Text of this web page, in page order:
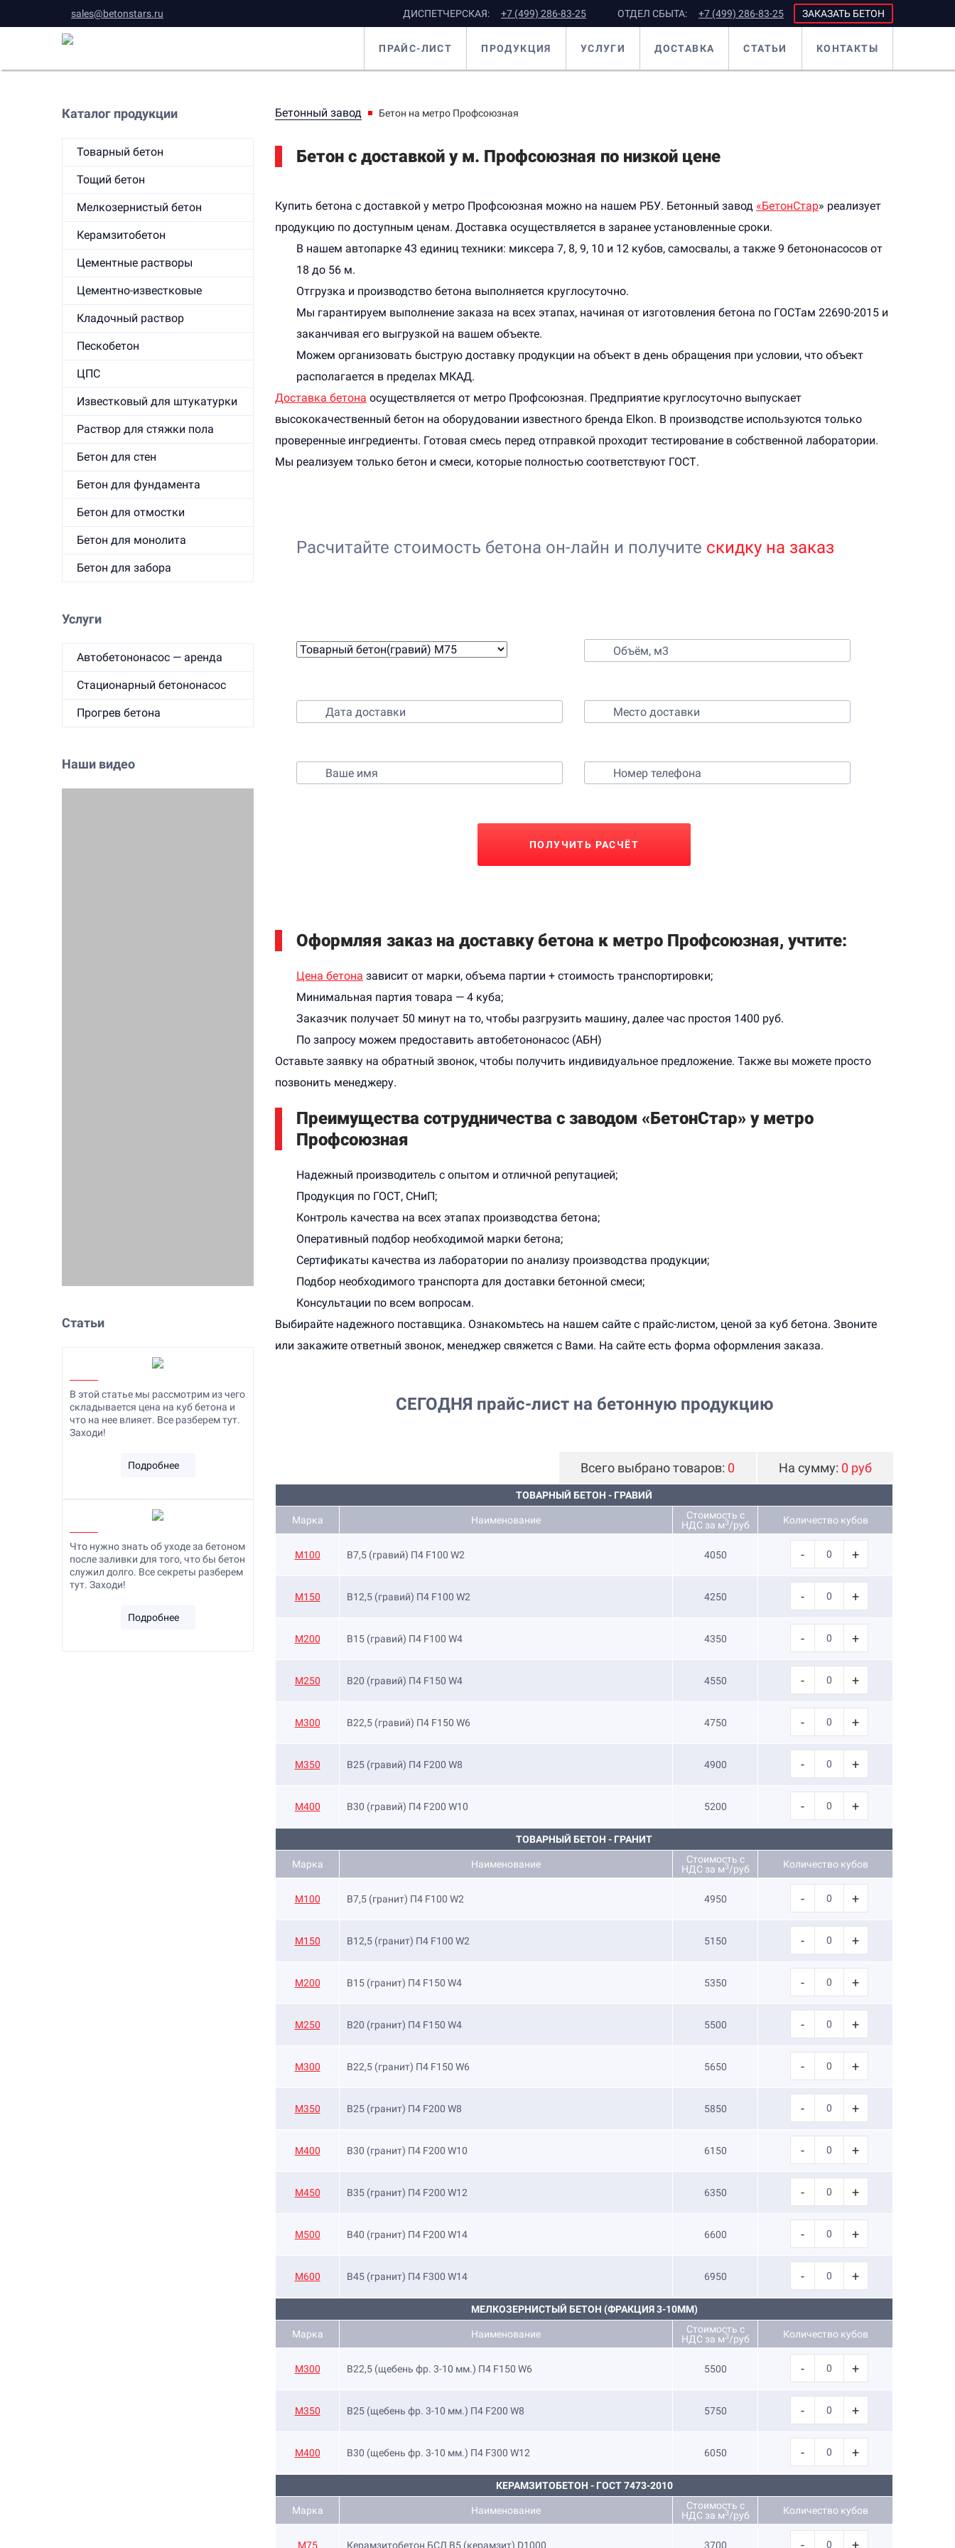
sales@betonstars.ru ДИСПЕТЧЕРСКАЯ: +7 (499) 286-83-25 ОТДЕЛ СБЫТА: +7 (499) 286-83-25 ЗАКАЗАТЬ БЕТОН
ПРАЙС-ЛИСТ ПРОДУКЦИЯ УСЛУГИ ДОСТАВКА СТАТЬИ КОНТАКТЫ
Бетонный завод Бетон на метро Профсоюзная
Бетон с доставкой у м. Профсоюзная по низкой цене
Купить бетона с доставкой у метро Профсоюзная можно на нашем РБУ. Бетонный завод «БетонСтар» реализует
продукцию по доступным ценам. Доставка осуществляется в заранее установленные сроки.
В нашем автопарке 43 единиц техники: миксера 7, 8, 9, 10 и 12 кубов, самосвалы, а также 9 бетононасосов от
18 до 56 м.
Отгрузка и производство бетона выполняется круглосуточно.
Мы гарантируем выполнение заказа на всех этапах, начиная от изготовления бетона по ГОСТам 22690-2015 и
заканчивая его выгрузкой на вашем объекте.
Можем организовать быструю доставку продукции на объект в день обращения при условии, что объект
располагается в пределах МКАД.
Доставка бетона осуществляется от метро Профсоюзная. Предприятие круглосуточно выпускает
высококачественный бетон на оборудовании известного бренда Elkon. В производстве используются только
проверенные ингредиенты. Готовая смесь перед отправкой проходит тестирование в собственной лаборатории.
Мы реализуем только бетон и смеси, которые полностью соответствуют ГОСТ.
Расчитайте стоимость бетона он-лайн и получите скидку на заказ
ПОЛУЧИТЬ РАСЧЁТ
Оформляя заказ на доставку бетона к метро Профсоюзная, учтите:
Цена бетона зависит от марки, объема партии + стоимость транспортировки;
Минимальная партия товара — 4 куба;
Заказчик получает 50 минут на то, чтобы разгрузить машину, далее час простоя 1400 руб.
По запросу можем предоставить автобетононасос (АБН)
Оставьте заявку на обратный звонок, чтобы получить индивидуальное предложение. Также вы можете просто
позвонить менеджеру.
Преимущества сотрудничества с заводом «БетонСтар» у метро
Профсоюзная
Надежный производитель с опытом и отличной репутацией;
Продукция по ГОСТ, СНиП;
Контроль качества на всех этапах производства бетона;
Оперативный подбор необходимой марки бетона;
Сертификаты качества из лаборатории по анализу производства продукции;
Подбор необходимого транспорта для доставки бетонной смеси;
Консультации по всем вопросам.
Выбирайте надежного поставщика. Ознакомьтесь на нашем сайте с прайс-листом, ценой за куб бетона. Звоните
или закажите ответный звонок, менеджер свяжется с Вами. На сайте есть форма оформления заказа.
СЕГОДНЯ прайс-лист на бетонную продукцию
На сумму: 0 руб
Всего выбрано товаров: 0
ТОВАРНЫЙ БЕТОН - ГРАВИЙ
Марка Наименование
Стоимость с
НДС за м3/руб Количество кубов
M100 B7,5 (гравий) П4 F100 W2 4050 - +
М150 B12,5 (гравий) П4 F100 W2 4250 - +
М200 B15 (гравий) П4 F100 W4 4350 - +
М250 B20 (гравий) П4 F150 W4 4550 - +
М300 B22,5 (гравий) П4 F150 W6 4750 - +
М350 B25 (гравий) П4 F200 W8 4900 - +
М400 B30 (гравий) П4 F200 W10 5200 - +
ТОВАРНЫЙ БЕТОН - ГРАНИТ
Марка Наименование
Стоимость с
НДС за м3/руб Количество кубов
M100 B7,5 (гранит) П4 F100 W2 4950 - +
M150 B12,5 (гранит) П4 F100 W2 5150 - +
М200 B15 (гранит) П4 F150 W4 5350 - +
М250 B20 (гранит) П4 F150 W4 5500 - +
М300 B22,5 (гранит) П4 F150 W6 5650 - +
М350 B25 (гранит) П4 F200 W8 5850 - +
М400 B30 (гранит) П4 F200 W10 6150 - +
М450 B35 (гранит) П4 F200 W12 6350 - +
М500 B40 (гранит) П4 F200 W14 6600 - +
М600 B45 (гранит) П4 F300 W14 6950 - +
МЕЛКОЗЕРНИСТЫЙ БЕТОН (ФРАКЦИЯ 3-10ММ)
Марка Наименование
Стоимость с
НДС за м3/руб Количество кубов
М300 B22,5 (щебень фр. 3-10 мм.) П4 F150 W6 5500 - +
М350 B25 (щебень фр. 3-10 мм.) П4 F200 W8 5750 - +
М400 B30 (щебень фр. 3-10 мм.) П4 F300 W12 6050 - +
КЕРАМЗИТОБЕТОН - ГОСТ 7473-2010
Марка Наименование
Стоимость с
НДС за м3/руб Количество кубов
М75 Керамзитобетон БСЛ В5 (керамзит) D1000 3700 - +
Каталог продукции
Товарный бетон
Тощий бетон
Мелкозернистый бетон
Керамзитобетон
Цементные растворы
Цементно-известковые
Кладочный раствор
Пескобетон
ЦПС
Известковый для штукатурки
Раствор для стяжки пола
Бетон для стен
Бетон для фундамента
Бетон для отмостки
Бетон для монолита
Бетон для забора
Услуги
Автобетононасос — аренда
Стационарный бетононасос
Прогрев бетона
Наши видео
Статьи
В этой статье мы рассмотрим из чего
складывается цена на куб бетона и
что на нее влияет. Все разберем тут.
Заходи!
Подробнее
Что нужно знать об уходе за бетоном
после заливки для того, что бы бетон
служил долго. Все секреты разберем
тут. Заходи!
Подробнее